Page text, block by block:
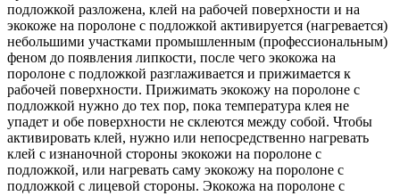
подложкой разложена, клей на рабочей поверхности и на
экокоже на поролоне с подложкой активируется (нагревается)
небольшими участками промышленным (профессиональным)
феном до появления липкости, после чего экокожа на
поролоне с подложкой разглаживается и прижимается к
рабочей поверхности. Прижимать экокожу на поролоне с
подложкой нужно до тех пор, пока температура клея не
упадет и обе поверхности не склеются между собой. Чтобы
активировать клей, нужно или непосредственно нагревать
клей с изнаночной стороны экокожи на поролоне с
подложкой, или нагревать саму экокожу на поролоне с
подложкой с лицевой стороны. Экокожа на поролоне с